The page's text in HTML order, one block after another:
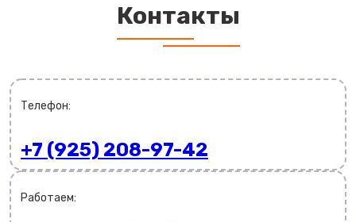
Контакты
Телефон:
+7 (925) 208-97-42
Работаем: